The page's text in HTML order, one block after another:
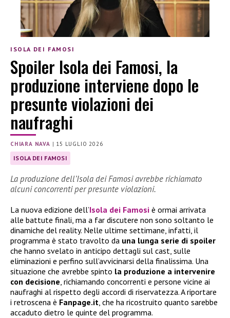
ISOLA DEI FAMOSI
Spoiler Isola dei Famosi, la
produzione interviene dopo le
presunte violazioni dei
naufraghi
CHIARA NAVA | 15 LUGLIO 2026
ISOLA DEI FAMOSI
La produzione dell’Isola dei Famosi avrebbe richiamato
alcuni concorrenti per presunte violazioni.
La nuova edizione dell’Isola dei Famosi è ormai arrivata
alle battute finali, ma a far discutere non sono soltanto le
dinamiche del reality. Nelle ultime settimane, infatti, il
programma è stato travolto da una lunga serie di spoiler
che hanno svelato in anticipo dettagli sul cast, sulle
eliminazioni e perfino sull’avvicinarsi della finalissima. Una
situazione che avrebbe spinto la produzione a intervenire
con decisione , richiamando concorrenti e persone vicine ai
naufraghi al rispetto degli accordi di riservatezza. A riportare
i retroscena è Fanpage.it , che ha ricostruito quanto sarebbe
accaduto dietro le quinte del programma.